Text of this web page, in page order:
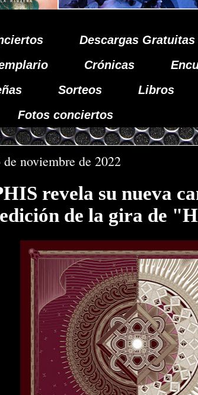
Descargas Gratuitas
Crónicas
Sorteos Libros
Fotos conciertos
noviembre de 2022
revela su nueva
de la gira de